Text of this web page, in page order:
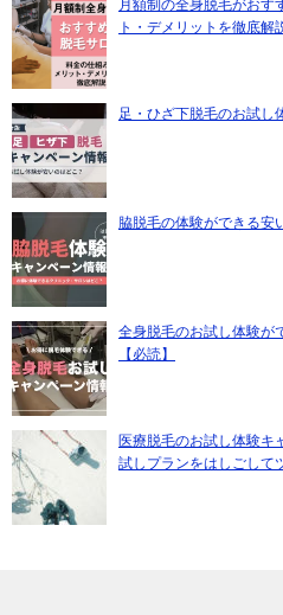
月額制の全身脱毛がおす
ト・デメリットを徹底解
足・ひざ下脱毛のお試し
脇脱毛の体験ができる安
全身脱毛のお試し体験が
【必読】
医療脱毛のお試し体験キ
試しプランをはしごして